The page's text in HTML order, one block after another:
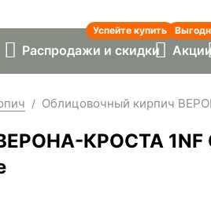
Распродажи и скидки
Успейте купить
Акции
/ Облицовочный кирпич
КРОСТА 1NF